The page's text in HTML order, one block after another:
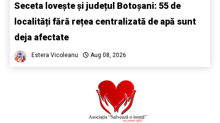
Seceta lovește și județul Botoșani: 55 de
localități fără rețea centralizată de apă sunt
deja afectate
Estera Vicoleanu Aug 08, 2026